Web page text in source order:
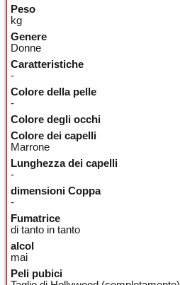
Peso
kg
Genere
Donne
Caratteristiche
-
Colore della pelle
-
Colore degli occhi
Colore dei capelli
Marrone
Lunghezza dei capelli
-
dimensioni Coppa
-
Fumatrice
di tanto in tanto
alcol
mai
Peli pubici